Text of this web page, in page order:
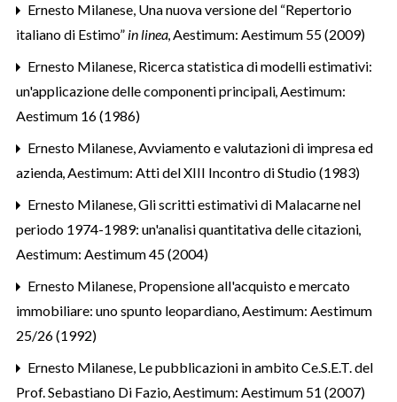
Ernesto Milanese, Una nuova versione del “Repertorio
italiano di Estimo” in linea,Aestimum: Aestimum 55 (2009)
Ernesto Milanese, Ricerca statistica di modelli estimativi:
un'applicazione delle componenti principali,Aestimum:
Aestimum 16 (1986)
Ernesto Milanese,Avviamento e valutazioni di impresa ed
azienda,Aestimum: Atti del XIII Incontro di Studio (1983)
Ernesto Milanese,Gli scritti estimativi di Malacarne nel
periodo 1974-1989: un'analisi quantitativa delle citazioni,
Aestimum: Aestimum 45 (2004)
Ernesto Milanese, Propensione all'acquisto e mercato
immobiliare: uno spunto leopardiano,Aestimum: Aestimum
25/26 (1992)
Ernesto Milanese, Le pubblicazioni in ambito Ce.S.E.T. del
Prof. Sebastiano Di Fazio,Aestimum: Aestimum 51 (2007)